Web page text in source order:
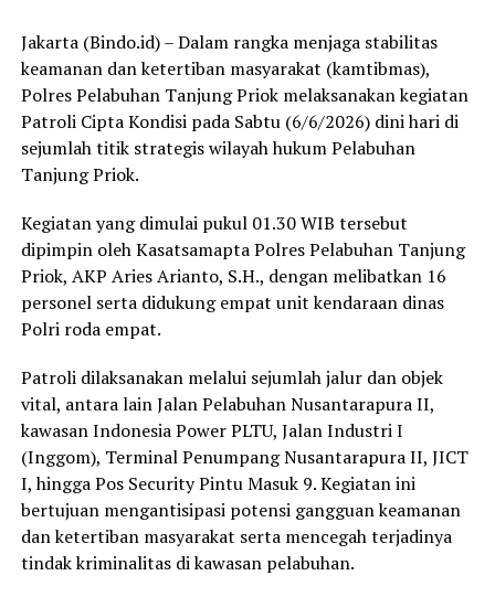
Jakarta (Bindo.id) – Dalam rangka menjaga stabilitas
keamanan dan ketertiban masyarakat (kamtibmas),
Polres Pelabuhan Tanjung Priok melaksanakan kegiatan
Patroli Cipta Kondisi pada Sabtu (6/6/2026) dini hari di
sejumlah titik strategis wilayah hukum Pelabuhan
Tanjung Priok.
Kegiatan yang dimulai pukul 01.30 WIB tersebut
dipimpin oleh Kasatsamapta Polres Pelabuhan Tanjung
Priok, AKP Aries Arianto, S.H., dengan melibatkan 16
personel serta didukung empat unit kendaraan dinas
Polri roda empat.
Patroli dilaksanakan melalui sejumlah jalur dan objek
vital, antara lain Jalan Pelabuhan Nusantarapura II,
kawasan Indonesia Power PLTU, Jalan Industri I
(Inggom), Terminal Penumpang Nusantarapura II, JICT
I, hingga Pos Security Pintu Masuk 9. Kegiatan ini
bertujuan mengantisipasi potensi gangguan keamanan
dan ketertiban masyarakat serta mencegah terjadinya
tindak kriminalitas di kawasan pelabuhan.